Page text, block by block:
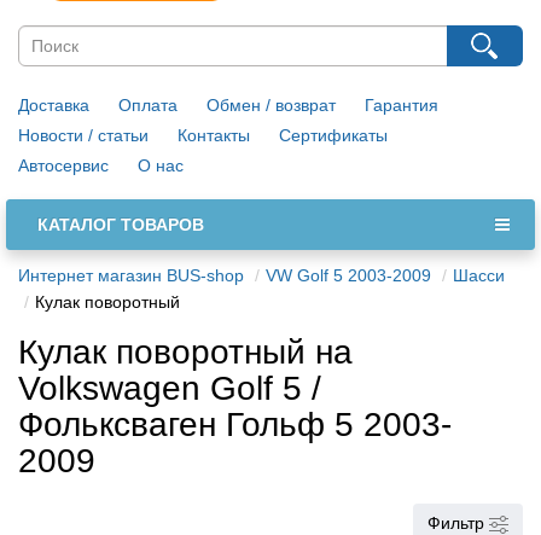
Доставка Оплата Обмен / возврат
Гарантия
Новости / статьи
Контакты
Сертификаты
Автосервис
О нас
КАТАЛОГ ТОВАРОВ
Интернет магазин BUS-shop VW Golf 5 2003-2009
Шасси
Кулак поворотный
Кулак поворотный на
Volkswagen Golf 5 /
Фольксваген Гольф 5 2003-
2009
Фильтр